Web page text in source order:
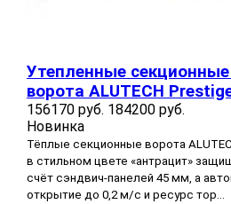
Утепленные
ворота ALUTECH
156170 руб. 184200 руб.
Новинка
Тёплые секционные ворота
в стильном цвете «антрацит»
счёт сэндвич-панелей 45 мм, а
открытие до 0,2 м/с и ресурс тор...